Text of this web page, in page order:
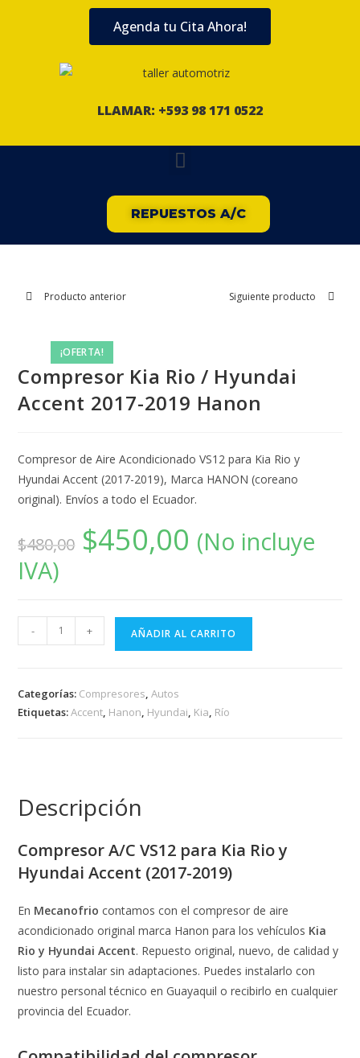
Agenda tu Cita Ahora!
LLAMAR: +593 98 171 0522
REPUESTOS A/C
¡OFERTA!
Producto anterior Siguiente producto
Compresor Kia Rio / Hyundai
Accent 2017-2019 Hanon
Compresor de Aire Acondicionado VS12 para Kia Rio y
Hyundai Accent (2017-2019), Marca HANON (coreano
original). Envíos a todo el Ecuador.
$480,00 $450,00 (No incluye
IVA)
- + AÑADIR AL CARRITO
Categorías: Compresores,Autos
Etiquetas:Accent, Hanon, Hyundai, Kia, Río
Descripción
Compresor A/C VS12 para Kia Rio y
Hyundai Accent (2017-2019)
En Mecanofrio contamos con el compresor de aire
acondicionado original marca Hanon para los vehículos Kia
Rio y Hyundai Accent. Repuesto original, nuevo, de calidad y
listo para instalar sin adaptaciones. Puedes instalarlo con
nuestro personal técnico en Guayaquil o recibirlo en cualquier
provincia del Ecuador.